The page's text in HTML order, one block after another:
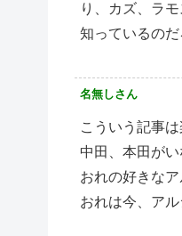
り、カズ、ラ
知っているのだ
名無しさん
こういう記事は
中田、本田がい
おれの好きな
おれは今、ア